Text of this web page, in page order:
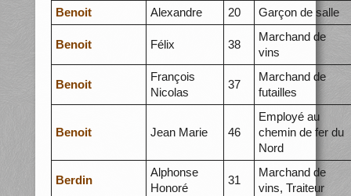
Benoit
Alexandre 20 Garçon de salle
Benoit Félix 38
Marchand de
vins
Benoit
François
Nicolas
37
Marchand de
futailles
Benoit Jean Marie 46
Employé au
chemin de fer du
Nord
Berdin
Alphonse
Honoré
31
Marchand de
vins, Traiteur